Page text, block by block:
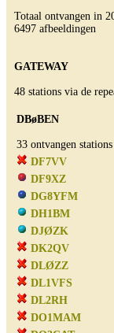
Totaal ontvangen in
6497 afbeeldingen
GATEWAY
48 stations via de
DBøBEN
33 ontvangen
DF7VV
DF9XZ
DG8YFM
DH1BM
DJØZK
DK2QV
DLØZZ
DL1VFS
DL2RH
DO1MAM